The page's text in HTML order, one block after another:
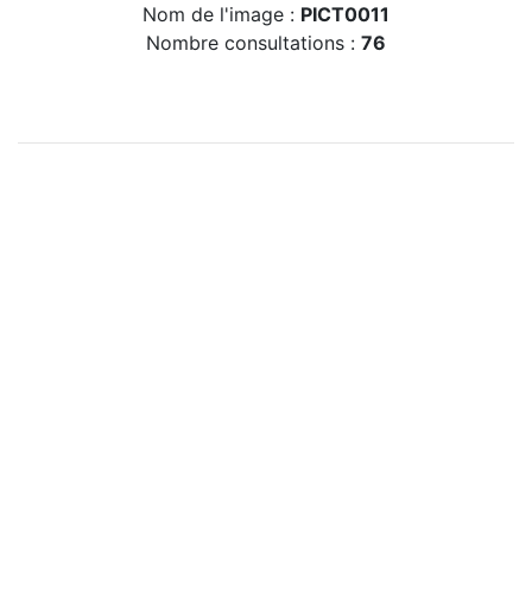
Nom de l'image : PICT0011
Nombre consultations : 76